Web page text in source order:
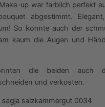
up war farblich perfekt
abgestimmt.
So konnte auch der
kaum die Augen und
die beiden auch
und verkosten.